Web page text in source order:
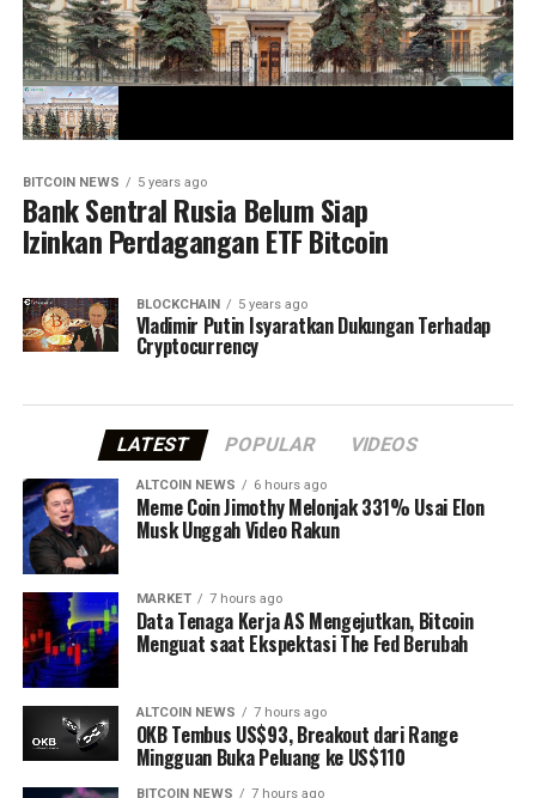
BITCOIN NEWS 5 years ago
Bank Sentral Rusia Belum Siap
Izinkan Perdagangan ETF Bitcoin
BLOCKCHAIN 5 years ago
Vladimir Putin Isyaratkan Dukungan Terhadap
Cryptocurrency
LATEST POPULAR VIDEOS
ALTCOIN NEWS 6 hours ago
Meme Coin Jimothy Melonjak 331% Usai Elon
Musk Unggah Video Rakun
MARKET 7 hours ago
Data Tenaga Kerja AS Mengejutkan, Bitcoin
Menguat saat Ekspektasi The Fed Berubah
ALTCOIN NEWS 7 hours ago
OKB Tembus US$93, Breakout dari Range
Mingguan Buka Peluang ke US$110
BITCOIN NEWS 7 hours ago